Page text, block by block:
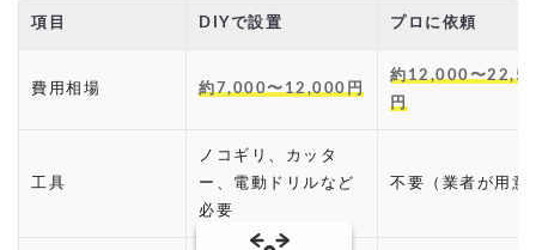
項目 DIYで設置 プロに依頼
費用相場 約7,000〜12,000円
約12,000〜
円
工具
ノコギリ、カッタ
ー、電動ドリルなど
必要
不要（業者が用意